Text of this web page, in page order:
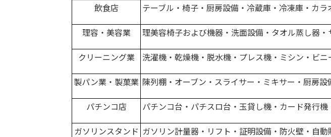
飲食店 テーブル・椅子・厨房設備・冷蔵庫・冷凍庫・カ
理容・美容業 理美容椅子および機器・洗面設備・タオル蒸し器
クリーニング業 洗濯機・乾燥機・脱水機・プレス機・ミシン・ビ
製パン業・製菓業 陳列棚・オーブン・スライサー・ミキサー・厨房
パチンコ店 パチンコ台・パチスロ台・玉貸し機・カード発行
ガソリンスタンド ガソリン計量器・リフト・証明設備・防火壁・自